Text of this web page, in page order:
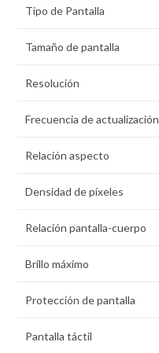
Tipo de Pantalla
Tamaño de pantalla
Resolución
Frecuencia de actualización
Relación aspecto
Densidad de pí­xeles
Relación pantalla-cuerpo
Brillo máximo
Protección de pantalla
Pantalla táctil